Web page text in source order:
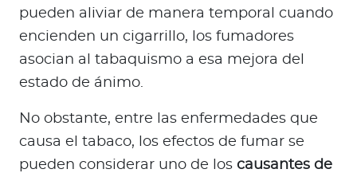
pueden aliviar de manera temporal cuando
encienden un cigarrillo, los fumadores
asocian al tabaquismo a esa mejora del
estado de ánimo.
No obstante, entre las enfermedades que
causa el tabaco, los efectos de fumar se
pueden considerar uno de los causantes de